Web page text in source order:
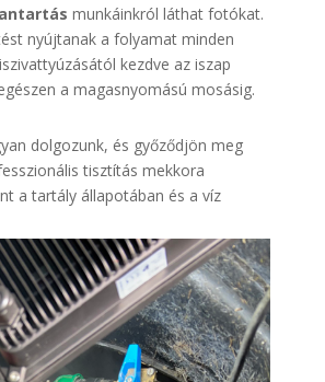
munkáinkról láthat fotókat.
nyújtanak a folyamat minden
kezdve az iszap
a magasnyomású mosásig.
dolgozunk, és győződjön meg
tisztítás mekkora
a tartály állapotában és a víz